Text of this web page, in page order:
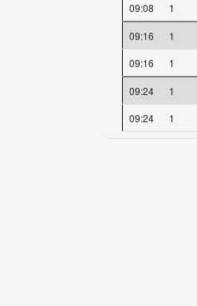
09:08
1
09:16 1
09:16
1
09:24 1
09:24
1